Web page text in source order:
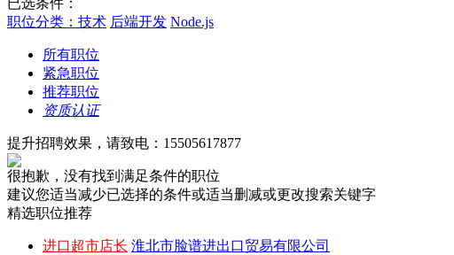
已选条件：
职位分类：技术 后端开发 Node.js
所有职位
紧急职位
推荐职位
资质认证
提升招聘效果，请致电：15505617877
很抱歉，没有找到满足条件的职位
建议您适当减少已选择的条件或适当删减或更改搜索关键字
精选职位推荐
进口超市店长 淮北市脸谱进出口贸易有限公司